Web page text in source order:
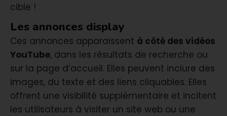
cible !
Les annonces display
Ces annonces apparaissent à côté des vidéos
YouTube, dans les résultats de recherche ou
sur la page d’accueil. Elles peuvent inclure des
images, du texte et des liens cliquables. Elles
offrent une visibilité supplémentaire et incitent
les utilisateurs à visiter un site web ou une